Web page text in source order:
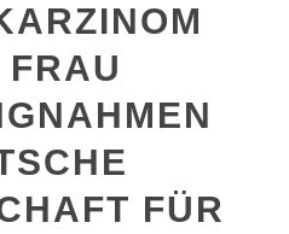
FRAU
FÜR